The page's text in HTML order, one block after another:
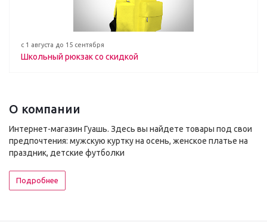
с 1 августа до 15 сентября
Школьный рюкзак со скидкой
О компании
Интернет-магазин Гуашь. Здесь вы найдете товары под свои
предпочтения: мужскую куртку на осень, женское платье на
праздник, детские футболки
Подробнее